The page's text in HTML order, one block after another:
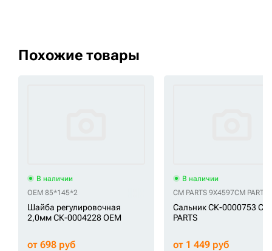
Похожие товары
В наличии
OEM 85*145*2
Шайба регулировочная
2,0мм СК-0004228 OEM
от 698 руб
В наличии
CM PARTS 9X4597CM PARTS
Сальник СК-0000753 CM
PARTS
от 1 449 руб